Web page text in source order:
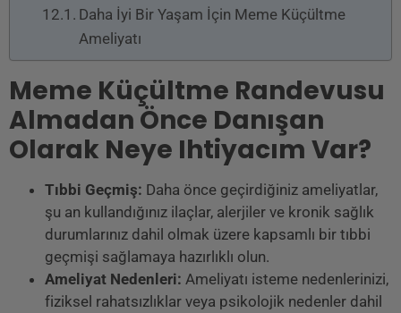
Daha İyi Bir Yaşam İçin Meme Küçültme
Ameliyatı
Meme Küçültme Randevusu
Almadan Önce Danışan
Olarak Neye Ihtiyacım Var?
Tıbbi Geçmiş: Daha önce geçirdiğiniz ameliyatlar,
şu an kullandığınız ilaçlar, alerjiler ve kronik sağlık
durumlarınız dahil olmak üzere kapsamlı bir tıbbi
geçmişi sağlamaya hazırlıklı olun.
Ameliyat Nedenleri: Ameliyatı isteme nedenlerinizi,
fiziksel rahatsızlıklar veya psikolojik nedenler dahil